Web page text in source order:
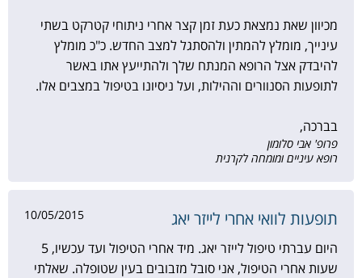
מכיוון שאת נמצאת כעת זמן קצר אחרי ניתוחי קטרקט בשתי
עינייך, מומלץ להמתין ולהסתגל למצב החדש. כ"כ מומלץ
להיבדק אצל הרופא המנתח שלך ולהתייעץ אתו באשר
לתופעות הסנוורים וההילות, ועל ניסיונו בטיפול במצבים אלו.
בברכה,
פרופ' אבי סלומון
רופא עיניים ומומחה לקרנית
תופעות לוואי אחרי לייזר יאג 10/05/2015
היום עברתי טיפול לייזר יאג. מיד אחרי הטיפול ועד עכשיו, 5
שעות אחרי הטיפול, אני סובל מזבובים בעין שטופלה. שאלתי